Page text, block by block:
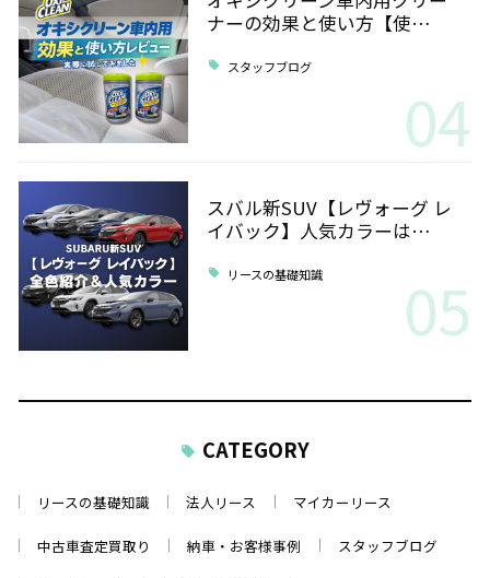
ナーの効果と使い方【使…
スタッフブログ
04
スバル新SUV【レヴォーグ レ
イバック】人気カラーは…
リースの基礎知識 05
CATEGORY
リースの基礎知識 法人リース マイカーリース
中古車査定買取り 納車・お客様事例 スタッフブログ